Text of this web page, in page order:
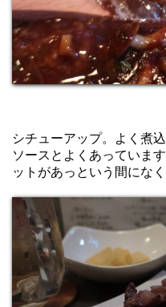
シチューアップ。よく煮
ソースとよくあっていま
ットがあっという間になく